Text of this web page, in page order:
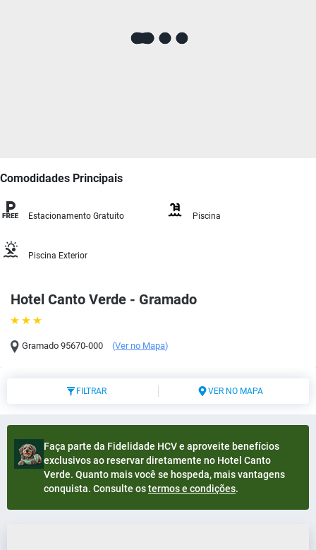
Hotel Canto Verde - Gramado
Gramado 95670-000 (Ver no Mapa)
Comodidades Principais
Estacionamento Gratuito Piscina
Piscina Exterior
FILTRAR VER NO MAPA
Faça parte da Fidelidade HCV e aproveite benefícios
exclusivos ao reservar diretamente no Hotel Canto
Verde. Quanto mais você se hospeda, mais vantagens
conquista. Consulte ostermos e condições.